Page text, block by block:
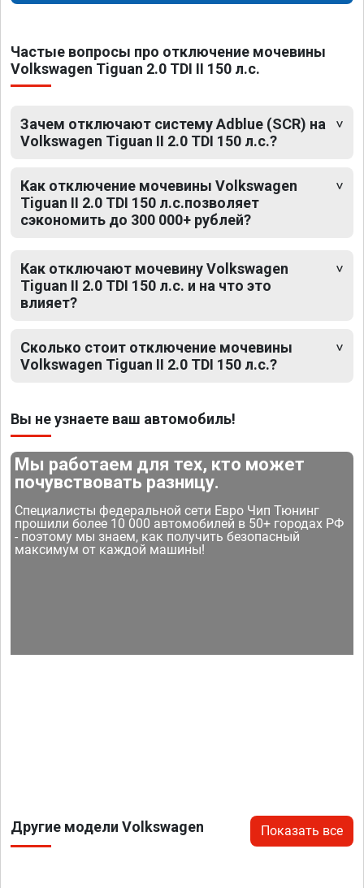
Частые вопросы про отключение мочевины
Volkswagen Tiguan 2.0 TDI II 150 л.с.
Зачем отключают систему Adblue (SCR) на
Volkswagen Tiguan II 2.0 TDI 150 л.с.?
Как отключение мочевины Volkswagen
Tiguan II 2.0 TDI 150 л.с.позволяет
сэкономить до 300 000+ рублей?
Как отключают мочевину Volkswagen
Tiguan II 2.0 TDI 150 л.с. и на что это
влияет?
Сколько стоит отключение мочевины
Volkswagen Tiguan II 2.0 TDI 150 л.с.?
Вы не узнаете ваш автомобиль!
Мы работаем для тех, кто может
почувствовать разницу.
Специалисты федеральной сети Евро Чип Тюнинг
прошили более 10 000 автомобилей в 50+ городах РФ
- поэтому мы знаем, как получить безопасный
максимум от каждой машины!
Другие модели Volkswagen Показать все